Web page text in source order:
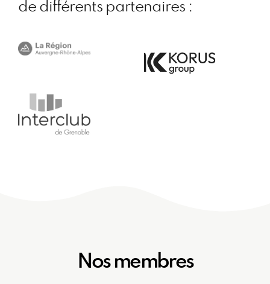
de différents partenaires :
Nos membres